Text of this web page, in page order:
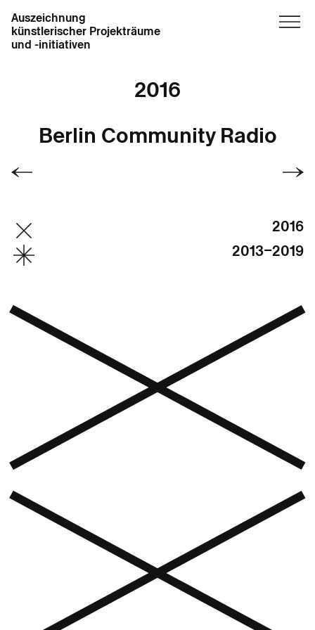
Auszeichnung
künstlerischer Projekträume
und -initiativen
2016
Berlin Community Radio
2016
2013–2019